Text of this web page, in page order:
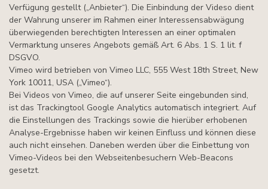
Verfügung gestellt („Anbieter“). Die Einbindung der Videso dient
der Wahrung unserer im Rahmen einer Interessensabwägung
überwiegenden berechtigten Interessen an einer optimalen
Vermarktung unseres Angebots gemäß Art. 6 Abs. 1 S. 1 lit. f
DSGVO.
Vimeo wird betrieben von Vimeo LLC, 555 West 18th Street, New
York 10011, USA („Vimeo“).
Bei Videos von Vimeo, die auf unserer Seite eingebunden sind,
ist das Trackingtool Google Analytics automatisch integriert. Auf
die Einstellungen des Trackings sowie die hierüber erhobenen
Analyse-Ergebnisse haben wir keinen Einfluss und können diese
auch nicht einsehen. Daneben werden über die Einbettung von
Vimeo-Videos bei den Webseitenbesuchern Web-Beacons
gesetzt.